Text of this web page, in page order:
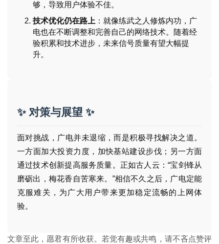
讯
流
卡
登录 注册
投稿
够，导致用户体验不佳。
技术优化仍在路上 ：就像练武之人修炼内功，广
电也在不断调整和完善自己的网络技术。随着经
验积累和技术进步，未来信号质量有望大幅提
升。
✨ 对策与展望 ✨
面对挑战，广电并未退缩，而是积极寻找解决之道。
一方面加大投资力度，加快基站建设步伐；另一方面
通过技术创新提高服务质量。正如古人云：“宝剑锋从
磨砺出，梅花香自苦寒来。”相信不久之后，广电定能
克服难关，为广大用户带来更加稳定流畅的上网体
验。
文章至此，愿君有所收获。若觉有趣或共鸣，请不吝点赞评